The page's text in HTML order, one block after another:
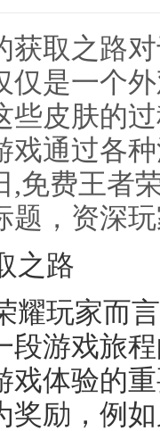
获取之路
仅是一个
些皮肤的
戏通过各
,免费王者
题，资深
之路
耀玩家而
段游戏旅
戏体验的
奖励，例